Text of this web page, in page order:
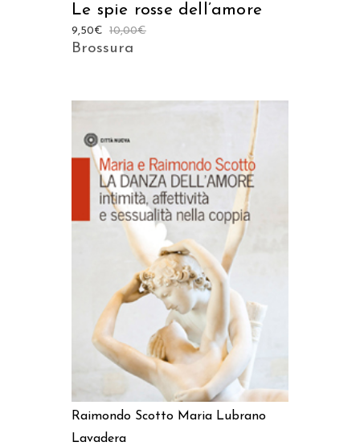
Le spie rosse dell’amore
10,00€
9,50€
Brossura
AGGIUNGI AL CARRELLO
Raimondo Scotto Maria Lubrano
Lavadera